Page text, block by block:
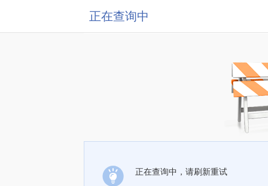
正在查询中
正在查询中，请刷新重试